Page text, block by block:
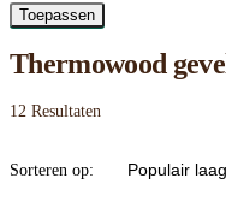
Toepassen
Thermowood
12 Resultaten
Sorteren op: